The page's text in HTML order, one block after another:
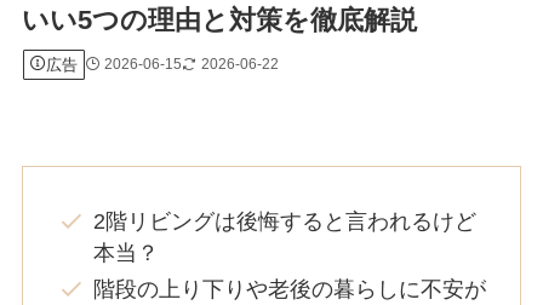
いい5つの理由と対策を徹底解説
広告 2026-06-15 2026-06-22
2階リビングは後悔すると言われるけど
本当？
階段の上り下りや老後の暮らしに不安が